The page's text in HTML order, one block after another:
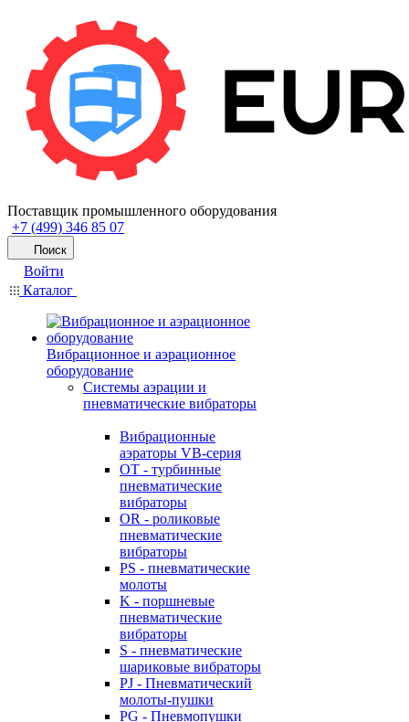
Поставщик промышленного оборудования
+7 (499) 346 85 07
Поиск
Войти
Каталог
Вибрационное и аэрационное
оборудование
Системы аэрации и
пневматические вибраторы
Вибрационные
аэраторы VB-серия
OT - турбинные
пневматические
вибраторы
OR - роликовые
пневматические
вибраторы
PS - пневматические
молоты
K - поршневые
пневматические
вибраторы
S - пневматические
шариковые вибраторы
PJ - Пневматический
молоты-пушки
PG - Пневмопушки